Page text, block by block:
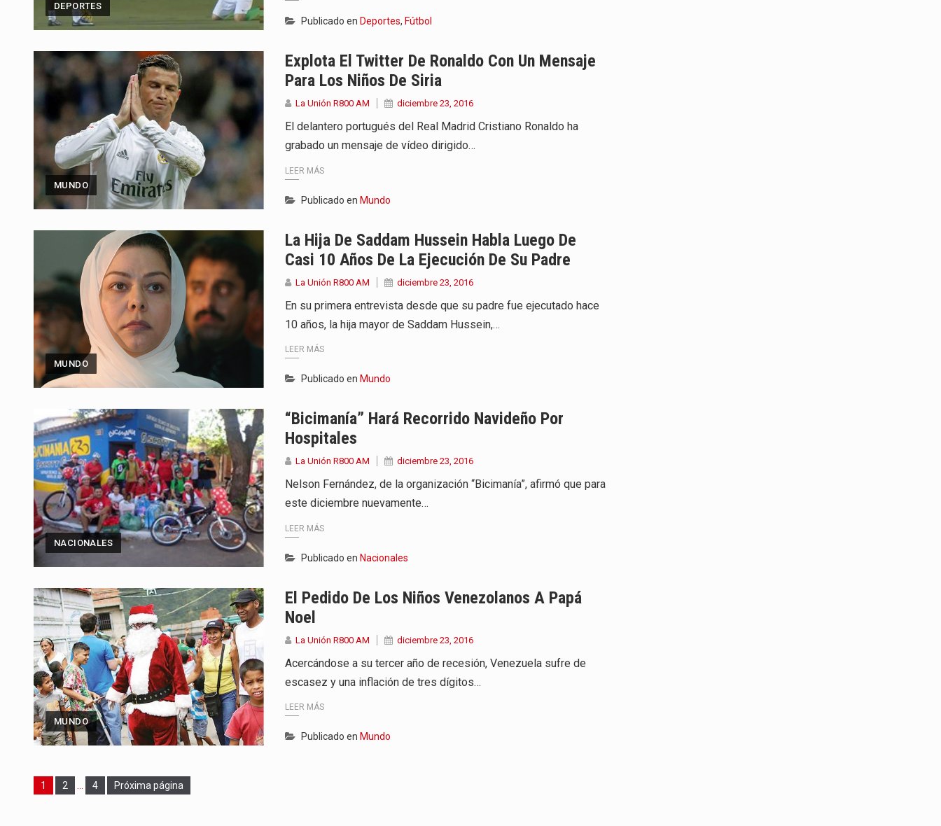
DEPORTES
Publicado en Deportes, Fútbol
MUNDO
Explota El Twitter De Ronaldo Con Un Mensaje
Para Los Niños De Siria
La Unión R800 AM diciembre 23, 2016
El delantero portugués del Real Madrid Cristiano Ronaldo ha
grabado un mensaje de vídeo dirigido…
LEER MÁS
Publicado en Mundo
MUNDO
La Hija De Saddam Hussein Habla Luego De
Casi 10 Años De La Ejecución De Su Padre
La Unión R800 AM diciembre 23, 2016
En su primera entrevista desde que su padre fue ejecutado hace
10 años, la hija mayor de Saddam Hussein,…
LEER MÁS
Publicado en Mundo
NACIONALES
“Bicimanía” Hará Recorrido Navideño Por
Hospitales
La Unión R800 AM diciembre 23, 2016
Nelson Fernández, de la organización “Bicimanía”, afirmó que para
este diciembre nuevamente…
LEER MÁS
Publicado en Nacionales
MUNDO
El Pedido De Los Niños Venezolanos A Papá
Noel
La Unión R800 AM diciembre 23, 2016
Acercándose a su tercer año de recesión, Venezuela sufre de
escasez y una inflación de tres dígitos…
LEER MÁS
Publicado en Mundo
Page
1 Page
2 Page
4 Próxima página